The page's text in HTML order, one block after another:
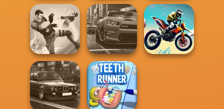
Air Hockey Cup Ball Drop
Indian SUV
Offroad
Simulator
Gang Brawlers Real City Driver